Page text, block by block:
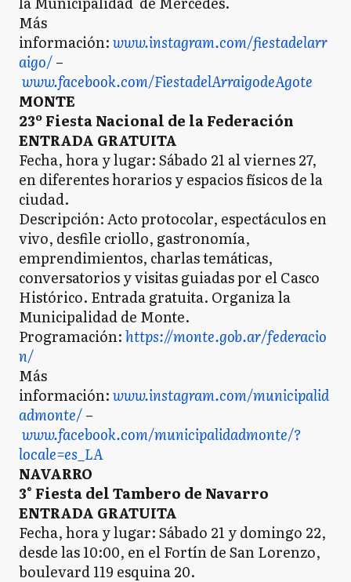
Más
información:www.instagram.com/fiestadelarr
aigo/–
www.facebook.com/FiestadelArraigodeAgote
MONTE
23º Fiesta Nacional de la Federación
ENTRADA GRATUITA
Fecha, hora y lugar: Sábado 21 al viernes 27,
en diferentes horarios y espacios físicos de la
ciudad.
Descripción: Acto protocolar, espectáculos en
vivo, desfile criollo, gastronomía,
emprendimientos, charlas temáticas,
conversatorios y visitas guiadas por el Casco
Histórico. Entrada gratuita. Organiza la
Municipalidad de Monte.
Programación:https://monte.gob.ar/federacio
n/
Más
información:www.instagram.com/municipalid
admonte/–
www.facebook.com/municipalidadmonte/?
locale=es_LA
NAVARRO
3° Fiesta del Tambero de Navarro
ENTRADA GRATUITA
Fecha, hora y lugar: Sábado 21 y domingo 22,
desde las 10:00, en el Fortín de San Lorenzo,
boulevard 119 esquina 20.